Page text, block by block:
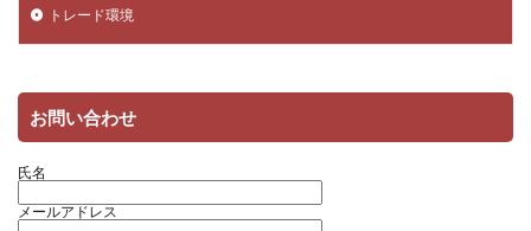
トレード環境
お問い合わせ
氏名
メールアドレス